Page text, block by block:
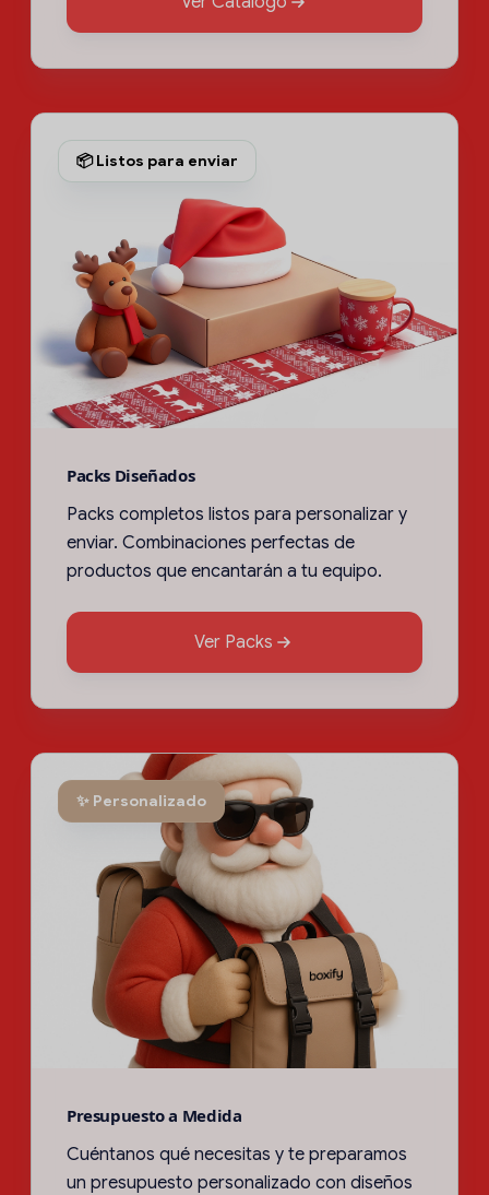
📦 Listos para enviar
Packs Diseñados
Packs completos listos para personalizar y
enviar. Combinaciones perfectas de
productos que encantarán a tu equipo.
Ver Packs
✨ Personalizado
Presupuesto a Medida
Cuéntanos qué necesitas y te preparamos
un presupuesto personalizado con diseños